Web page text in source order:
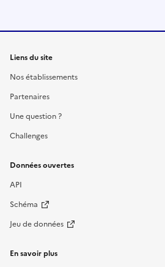
Liens du site
Nos établissements
Partenaires
Une question ?
Challenges
Données ouvertes
API
Schéma
Jeu de données
En savoir plus